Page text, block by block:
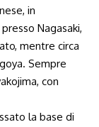
in
Nagasaki,
mentre circa
Sempre
con
la base di